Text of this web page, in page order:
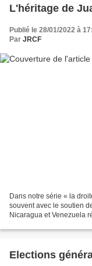
L'héritage de
Publié le 28/01/2022 à
Par JRCF
Dans notre série « la
souvent avec le soutien
Nicaragua et Venezuela
Elections